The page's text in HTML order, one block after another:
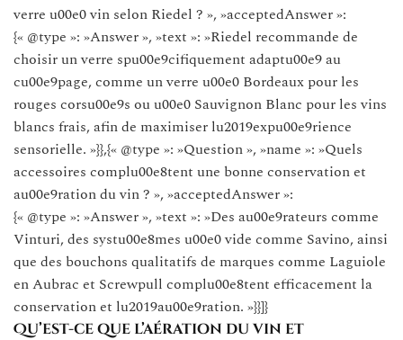
verre u00e0 vin selon Riedel ? », »acceptedAnswer »:
{« @type »: »Answer », »text »: »Riedel recommande de
choisir un verre spu00e9cifiquement adaptu00e9 au
cu00e9page, comme un verre u00e0 Bordeaux pour les
rouges corsu00e9s ou u00e0 Sauvignon Blanc pour les vins
blancs frais, afin de maximiser lu2019expu00e9rience
sensorielle. »}},{« @type »: »Question », »name »: »Quels
accessoires complu00e8tent une bonne conservation et
au00e9ration du vin ? », »acceptedAnswer »:
{« @type »: »Answer », »text »: »Des au00e9rateurs comme
Vinturi, des systu00e8mes u00e0 vide comme Savino, ainsi
que des bouchons qualitatifs de marques comme Laguiole
en Aubrac et Screwpull complu00e8tent efficacement la
conservation et lu2019au00e9ration. »}}]}
Qu’est-ce que l’aération du vin et